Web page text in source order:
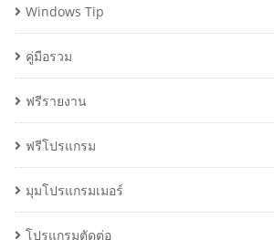
Windows Tip
คู่มือรวม
ฟรีรายงาน
ฟรีโปรแกรม
มุมโปรแกรมเมอร์
โปรแกรมตัดต่อ